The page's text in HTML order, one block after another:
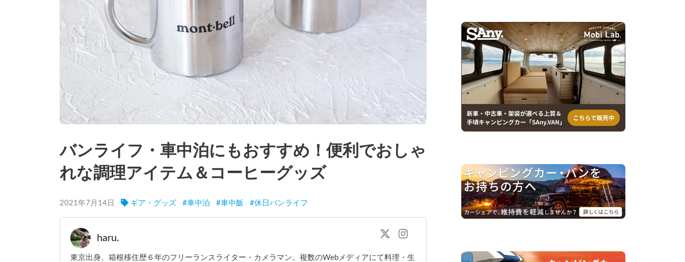
バンライフ・車中泊にもおすすめ！便利でおしゃ
れな調理アイテム＆コーヒーグッズ
2021年7月14日 ギア・グッズ #車中泊 #車中飯 #休日バンライフ
haru.
東京出身、箱根移住歴６年のフリーランスライター・カメラマン。複数のWebメディアにて料理・生